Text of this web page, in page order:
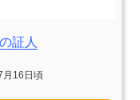
証人
月16日頃